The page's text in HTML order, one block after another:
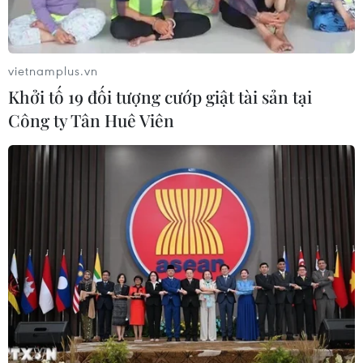
Italy và Hy Lạp trở thành điểm nóng
của virus Tây sông Nile
06/08/2026 13:24
Bão Dolphin hướng vào miền Đông
Trung Quốc, cảnh báo mưa lớn trên
Làn sóng tấn công mạng nhằm vào
các quỹ đầu cơ lớn của Mỹ
06/08/2026 06:47
vietnamplus.vn
Khởi tố 19 đối tượng cướp giật tài sản tại
Công ty Tân Huê Viên